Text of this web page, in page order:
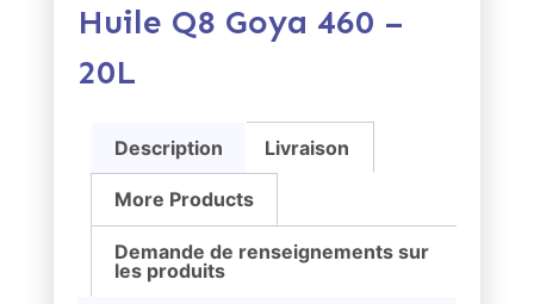
Huile Q8 Goya 460 –
20L
Description Livraison
More Products
Demande de renseignements sur
les produits